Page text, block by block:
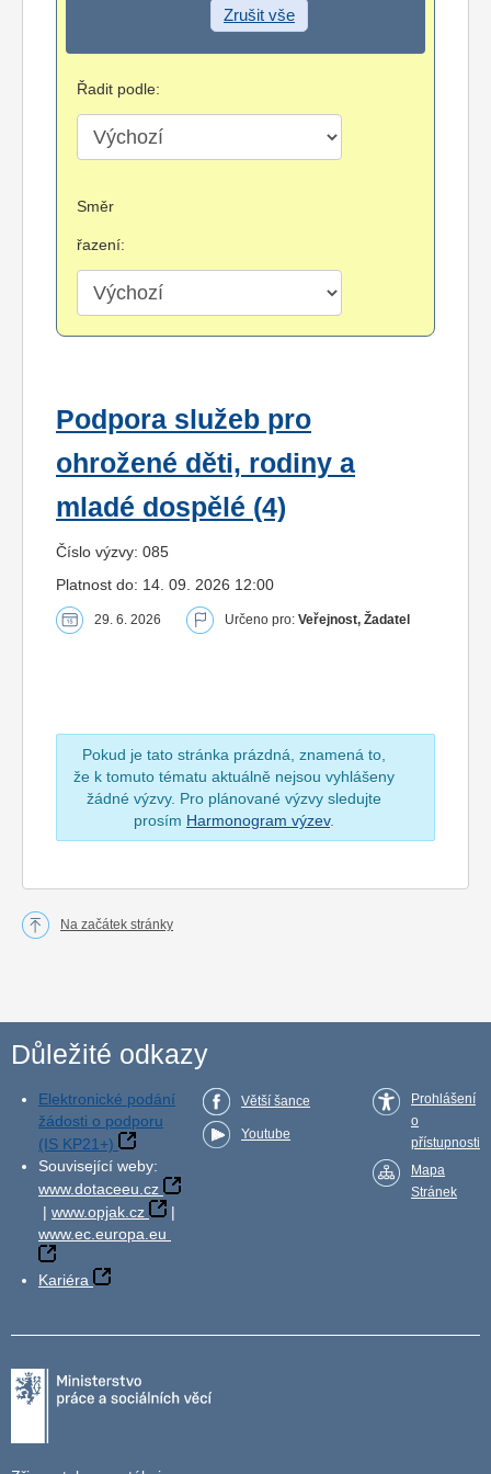
Zrušit vše
Řadit podle:
Směr
řazení:
Podpora služeb pro
ohrožené děti, rodiny a
mladé dospělé (4)
Číslo výzvy: 085
Platnost do: 14. 09. 2026 12:00
29. 6. 2026 Určeno pro: Veřejnost, Žadatel
Pokud je tato stránka prázdná, znamená to,
že k tomuto tématu aktuálně nejsou vyhlášeny
žádné výzvy. Pro plánované výzvy sledujte
prosím Harmonogram výzev.
Na začátek stránky
Důležité odkazy
Elektronické podání
žádosti o podporu
(IS KP21+)
Související weby:
www.dotaceeu.cz
| www.opjak.cz
|
www.ec.europa.eu
Kariéra
Větší šance
Youtube
Prohlášení
o
přístupnosti
Mapa
Stránek